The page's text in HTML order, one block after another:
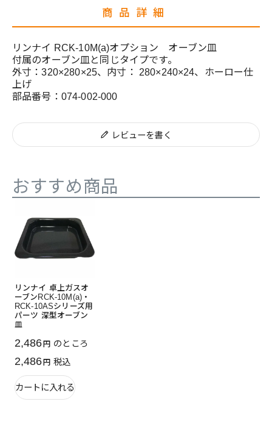
商品詳細
リンナイ RCK-10M(a)オプション オーブン皿
付属のオーブン皿と同じタイプです。
外寸：320×280×25、内寸： 280×240×24、ホーロー仕
上げ
部品番号：074-002-000
レビューを書く
おすすめ商品
リンナイ 卓上ガスオ
ーブンRCK-10M(a)・
RCK-10ASシリーズ用
パーツ 深型オーブン
皿
2,486 のところ
2,486 税込
カートに入れる